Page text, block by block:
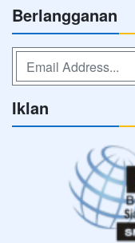
Berlangganan
Iklan